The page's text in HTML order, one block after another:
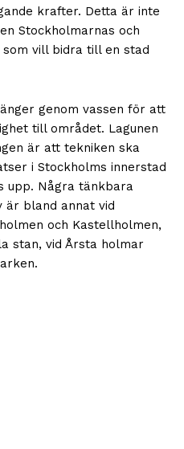
krafter. Detta är inte
Stockholmarnas och
vill bidra till en stad
genom vassen för att
till området. Lagunen
är att tekniken ska
i Stockholms innerstad
upp. Några tänkbara
bland annat vid
och Kastellholmen,
stan, vid Årsta holmar